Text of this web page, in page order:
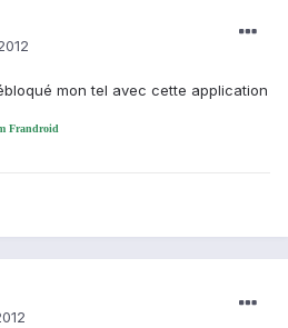
mon tel avec cette application
Frandroid